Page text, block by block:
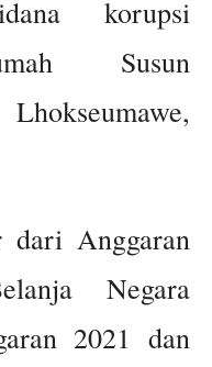
korupsi
Susun
dari Anggaran
Negara
2021 dan